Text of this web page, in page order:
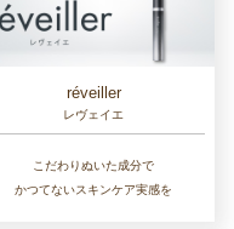
réveiller
レヴェイエ
こだわりぬいた成分で
かつてないスキンケア実感を